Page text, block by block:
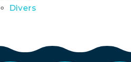
Divers